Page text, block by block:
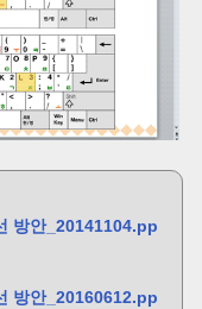
방안_20141104.pp
방안_20160612.pp